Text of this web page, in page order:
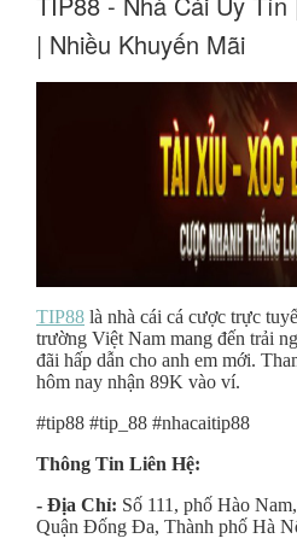
| Nhiều Khuyến Mãi